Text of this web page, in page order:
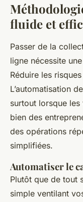
fluide et
Passer de la
ligne nécessite
Réduire les
L’automatisation
surtout lorsque les
bien des
des opérations
simplifiées.
Automatiser le
Plutôt que de tout
simple ventilant